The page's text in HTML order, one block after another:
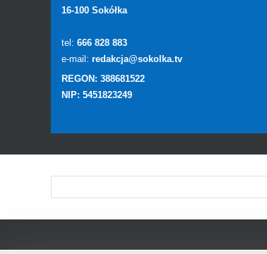
16-100 Sokółka
tel: 666 828 883
e-mail: redakcja@sokolka.tv
REGON: 388681522
NIP: 5451823249